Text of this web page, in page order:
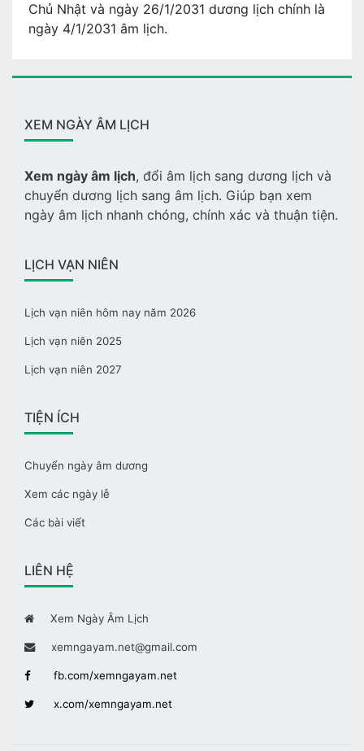
Chủ Nhật và ngày 26/1/2031 dương lịch chính là
ngày 4/1/2031 âm lịch.
XEM NGÀY ÂM LỊCH
Xem ngày âm lịch, đổi âm lịch sang dương lịch và
chuyển dương lịch sang âm lịch. Giúp bạn xem
ngày âm lịch nhanh chóng, chính xác và thuận tiện.
LỊCH VẠN NIÊN
Lịch vạn niên hôm nay năm 2026
Lịch vạn niên 2025
Lịch vạn niên 2027
TIỆN ÍCH
Chuyển ngày âm dương
Xem các ngày lễ
Các bài viết
LIÊN HỆ
Xem Ngày Âm Lịch
xemngayam.net@gmail.com
fb.com/xemngayam.net
x.com/xemngayam.net